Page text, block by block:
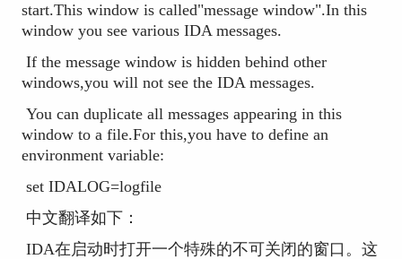
start.This window is called"message window".In this
window you see various IDA messages.
If the message window is hidden behind other
windows,you will not see the IDA messages.
You can duplicate all messages appearing in this
window to a file.For this,you have to define an
environment variable:
set IDALOG=logfile
中文翻译如下：
IDA在启动时打开一个特殊的不可关闭的窗口。这